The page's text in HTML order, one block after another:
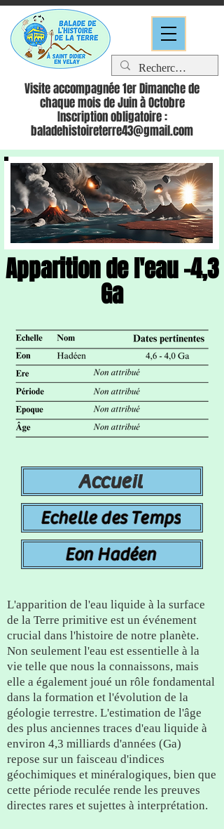
Visite accompagnée 1er Dimanche de
chaque mois de Juin à Octobre
Inscription obligatoire :
baladehistoireterre43@gmail.com
Apparition de l'eau -4,3
Ga
Accueil
Echelle des Temps
Eon Hadéen
L'apparition de l'eau liquide à la surface
de la Terre primitive est un événement
crucial dans l'histoire de notre planète.
Non seulement l'eau est essentielle à la
vie telle que nous la connaissons, mais
elle a également joué un rôle fondamental
dans la formation et l'évolution de la
géologie terrestre. L'estimation de l'âge
des plus anciennes traces d'eau liquide à
environ 4,3 milliards d'années (Ga)
repose sur un faisceau d'indices
géochimiques et minéralogiques, bien que
cette période reculée rende les preuves
directes rares et sujettes à interprétation.